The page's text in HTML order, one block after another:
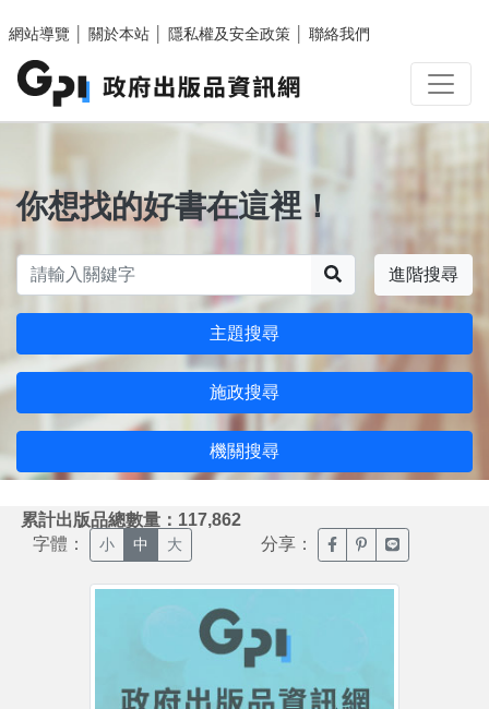
網站導覽
關於本站 隱私權及安全政策 聯絡我們
你想找的好書在這裡！
進階搜尋
主題搜尋
施政搜尋
機關搜尋
累計出版品總數量：117,862
字體： 小 中 大 分享： 臉書分享(另開新視窗)
噗浪分享(另開新
Line分享(另